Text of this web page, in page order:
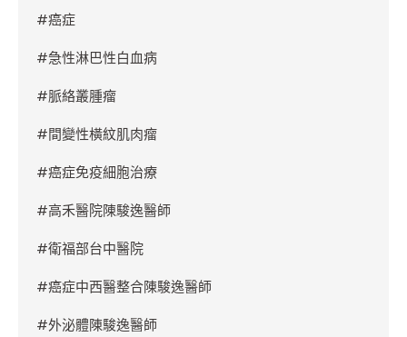
#癌症
#急性淋巴性白血病
#脈絡叢腫瘤
#間變性橫紋肌肉瘤
#癌症免疫細胞治療
#高禾醫院陳駿逸醫師
#衛福部台中醫院
#癌症中西醫整合陳駿逸醫師
#外泌體陳駿逸醫師